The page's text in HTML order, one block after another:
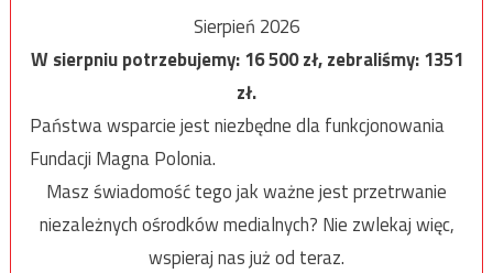
Sierpień 2026
W sierpniu potrzebujemy:16 500zł, zebraliśmy:1351
zł.
Państwa wsparcie jest niezbędne dla funkcjonowania
Fundacji Magna Polonia.
Masz świadomość tego jak ważne jest przetrwanie
niezależnych ośrodków medialnych? Nie zwlekaj więc,
wspieraj nas już od teraz.